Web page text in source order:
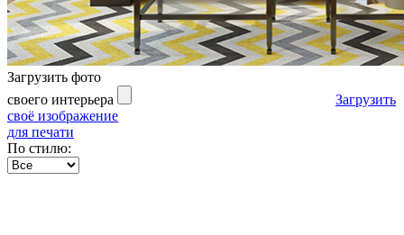
Загрузить фото
своего интерьера
Загрузить
своё изображение
для печати
По стилю: